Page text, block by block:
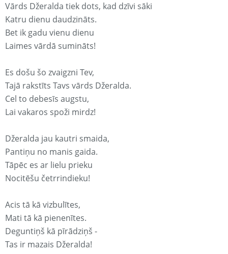
Vārds Džeralda tiek dots, kad dzīvi sāki
Katru dienu daudzināts.
Bet ik gadu vienu dienu
Laimes vārdā sumināts!
Es došu šo zvaigzni Tev,
Tajā rakstīts Tavs vārds Džeralda.
Cel to debesīs augstu,
Lai vakaros spoži mirdz!
Džeralda jau kautri smaida,
Pantiņu no manis gaida.
Tāpēc es ar lielu prieku
Nocitēšu četrrindieku!
Acis tā kā vizbulītes,
Mati tā kā pienenītes.
Deguntiņš kā pīrādziņš -
Tas ir mazais Džeralda!